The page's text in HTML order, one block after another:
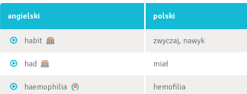
angielski polski
habit zwyczaj, nawyk
had miał
haemophilia hemofilia